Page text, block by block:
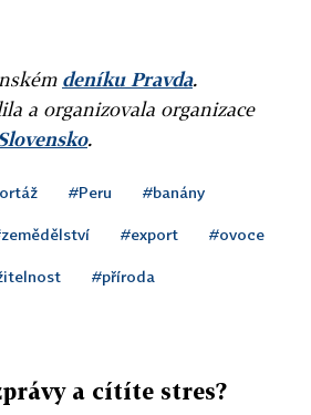
deníku Pravda.
a organizovala organizace
.
#Peru #banány
#export #ovoce
#příroda
a cítíte stres?